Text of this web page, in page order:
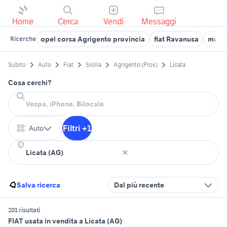
Home Cerca Vendi Messaggi
Ricerche opel corsa Agrigento provincia fiat Ravanusa
Subito Auto Fiat Sicilia Agrigento (Prov) Licata
Cosa cerchi?
Auto Filtri +1
Salva ricerca Dal più recente
201 risultati
FIAT usata in vendita a Licata (AG)